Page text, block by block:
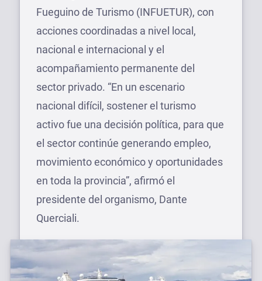
Fueguino de Turismo (INFUETUR), con
acciones coordinadas a nivel local,
nacional e internacional y el
acompañamiento permanente del
sector privado. “En un escenario
nacional difícil, sostener el turismo
activo fue una decisión política, para que
el sector continúe generando empleo,
movimiento económico y oportunidades
en toda la provincia”, afirmó el
presidente del organismo, Dante
Querciali.